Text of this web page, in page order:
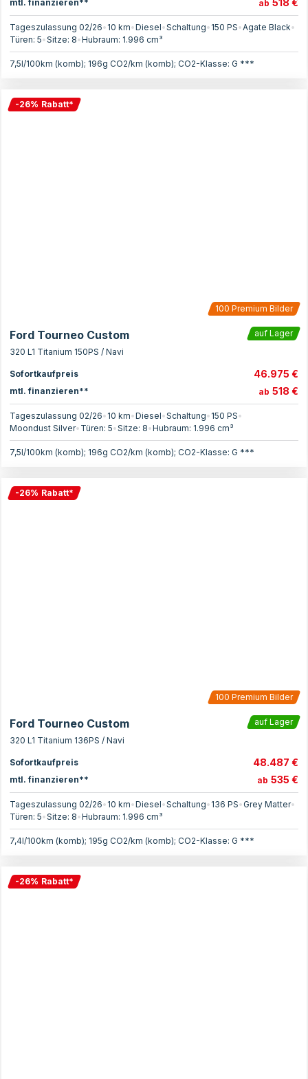
mtl. finanzieren** ab 518 €
Tageszulassung 02/26• 10 km•Diesel•Schaltung• 150 PS•Agate Black•
Türen: 5•Sitze: 8•Hubraum: 1.996 cm³
7,5l/100km (komb); 196g CO2/km (komb); CO2-Klasse: G ***
-26% Rabatt*
100 Premium Bilder
Ford Tourneo Custom
auf Lager
320 L1 Titanium 150PS / Navi
Sofortkaufpreis 46.975 €
mtl. finanzieren** ab 518 €
Tageszulassung 02/26• 10 km•Diesel•Schaltung• 150 PS•
Moondust Silver• Türen: 5•Sitze: 8•Hubraum: 1.996 cm³
7,5l/100km (komb); 196g CO2/km (komb); CO2-Klasse: G ***
-26% Rabatt*
100 Premium Bilder
Ford Tourneo Custom
auf Lager
320 L1 Titanium 136PS / Navi
Sofortkaufpreis 48.487 €
mtl. finanzieren** ab 535 €
Tageszulassung 02/26• 10 km•Diesel•Schaltung• 136 PS•Grey Matter•
Türen: 5•Sitze: 8•Hubraum: 1.996 cm³
7,4l/100km (komb); 195g CO2/km (komb); CO2-Klasse: G ***
-26% Rabatt*